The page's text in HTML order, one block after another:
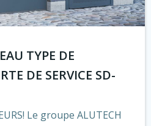
TYPE DE
DE SERVICE SD-
Le groupe ALUTECH